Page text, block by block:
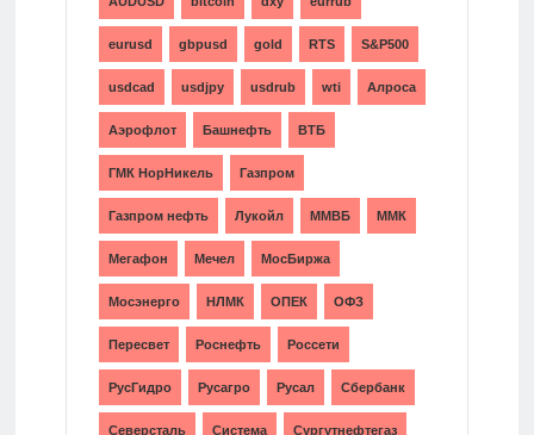
eurusd gbpusd gold RTS S&P500
usdcad usdjpy usdrub wti Алроса
Аэрофлот Башнефть ВТБ
ГМК НорНикель Газпром
Газпром нефть Лукойл ММВБ ММК
Мегафон Мечел МосБиржа
Мосэнерго НЛМК ОПЕК ОФЗ
Пересвет Роснефть Россети
РусГидро Русагро Русал Сбербанк
Северсталь Система Сургутнефтегаз